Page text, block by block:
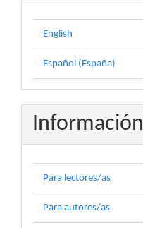
English
Español (España)
Información
Para lectores/as
Para autores/as